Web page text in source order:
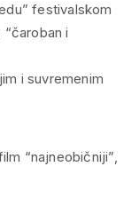
festivalskom
i
i suvremenim
“najneobičniji”,